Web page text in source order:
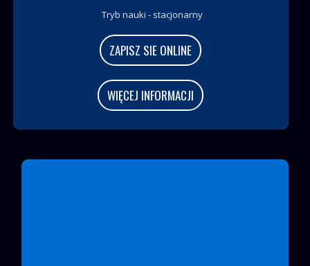
Tryb nauki - stacjonarny
ZAPISZ SIE ONLINE
WIĘCEJ INFORMACJI